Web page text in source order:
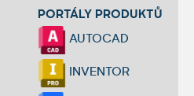
PORTÁLY PRODUKTŮ
AUTOCAD
INVENTOR